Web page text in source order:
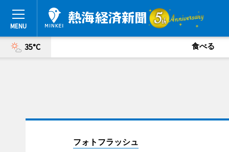
35°C 食べる
フォトフラッシュ